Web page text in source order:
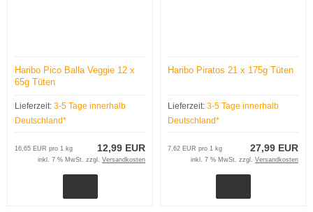
Haribo Pico Balla Veggie 12 x
65g Tüten
Lieferzeit: 3-5 Tage innerhalb
Deutschland*
12,99 EUR
16,65 EUR pro 1 kg
inkl. 7 % MwSt. zzgl. Versandkosten
Haribo Piratos 21 x 175g Tüten
Lieferzeit: 3-5 Tage innerhalb
Deutschland*
27,99 EUR
7,62 EUR pro 1 kg
inkl. 7 % MwSt. zzgl. Versandkosten